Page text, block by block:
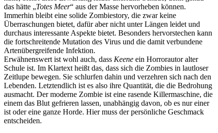
das hätte „Totes Meer“ aus der Masse hervorheben können.
Immerhin bleibt eine solide Zombiestory, die zwar keine
Überraschungen bietet, dafür aber nicht unter Längen leidet und
durchaus interessante Aspekte bietet. Besonders hervorstechen kann
die fortschreitende Mutation des Virus und die damit verbundene
Artenübergreifende Infektion.
Erwähnenswert ist wohl auch, dass Keene ein Horrorautor alter
Schule ist. Im Klartext heißt das, dass sich die Zombies in lautloser
Zeitlupe bewegen. Sie schlurfen dahin und verzehren sich nach den
Lebenden. Letztendlich ist es also ihre Quantität, die die Bedrohung
ausmacht. Der moderne Zombie ist eine rasende Killermaschine, die
einem das Blut gefrieren lassen, unabhängig davon, ob es nur einer
ist oder eine ganze Horde. Hier muss der persönliche Geschmack
entscheiden.